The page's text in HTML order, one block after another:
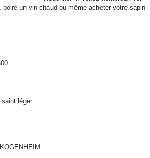
un vin chaud ou même acheter votre sapin
léger